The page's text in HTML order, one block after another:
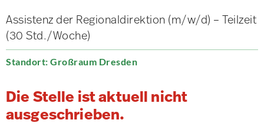
Assistenz der Regionaldirektion (m/w/d) – Teilzeit
(30 Std./Woche)
Standort: Großraum Dresden
Die Stelle ist aktuell nicht
ausgeschrieben.